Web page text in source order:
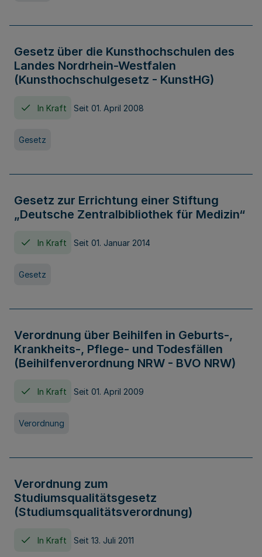
Gesetz über die Kunsthochschulen des
Landes Nordrhein-Westfalen
(Kunsthochschulgesetz - KunstHG)
In Kraft Seit 01. April 2008
Gesetz
Gesetz zur Errichtung einer Stiftung
„Deutsche Zentralbibliothek für Medizin“
In Kraft Seit 01. Januar 2014
Gesetz
Verordnung über Beihilfen in Geburts-,
Krankheits-, Pflege- und Todesfällen
(Beihilfenverordnung NRW - BVO NRW)
In Kraft Seit 01. April 2009
Verordnung
Verordnung zum
Studiumsqualitätsgesetz
(Studiumsqualitätsverordnung)
In Kraft Seit 13. Juli 2011